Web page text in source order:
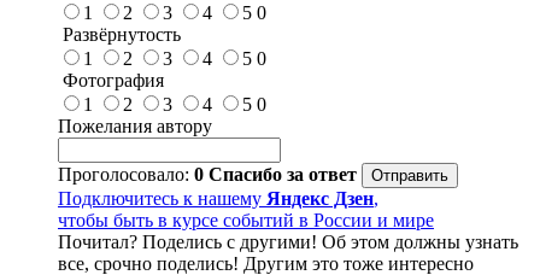
1
2 3 4 5 0
Развёрнутость
1
2 3 4 5 0
Фотография
1
2 3 4 5 0
Пожелания автору
Проголосовало: 0 Спасибо за ответ
Подключитесь к нашему Яндекс Дзен,
чтобы быть в курсе событий в России и мире
Почитал? Поделись с другими! Об этом должны узнать
все, срочно поделись! Другим это тоже интересно